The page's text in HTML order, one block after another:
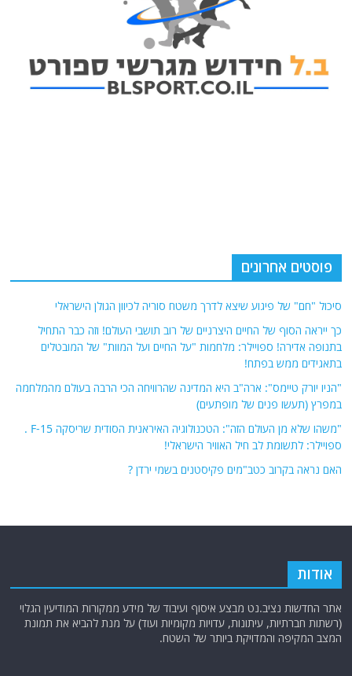
פוסטים אחרונים
סיכול "חם" של פיגוע שיצא לדרך משטח סוריה לכיוון הגולן הישראלי
כך ייראה הסוף של החיים היצרניים של רוב תושבי העולם! וזה כבר התחיל
בתנופה אדירה! ספויילר: מלחמות "על החיים ועל המוות" של המובטלים
בתאגידים ממש בפתח!
"הניו יורק טיימס": ארה"ב היא המדינה שהרוויחה הכי הרבה בעולם מהמלחמה
במפרץ (תעשו פנים של מופתעים)
"משהו שלא מן העולם הזה": הטכנולוגיה האיראנית הסודית שריסקה F-15 .
ספויילר: לתשומת לב חיל האוויר הישראלי!
האם נראה בקרוב כטב"מים פקיסטנים בשמי ירדן ?
אודות
אתר החדשות נציב.נט מבצע איסוף ועיבוד של מידע ממקורות המודיעין הגלוי
(רשתות חברתיות, עיתונות, עדויות מקומיות ועוד) על מנת להביא את תמונת
המצב המקיפה והמדויקת ביותר של השטח.